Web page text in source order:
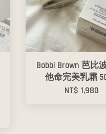
Bobbi Brown 芭比
他命完美乳霜
NT$ 1,980